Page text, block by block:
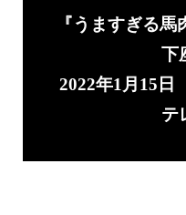
『うますぎる
下
2022年1月15日
テ